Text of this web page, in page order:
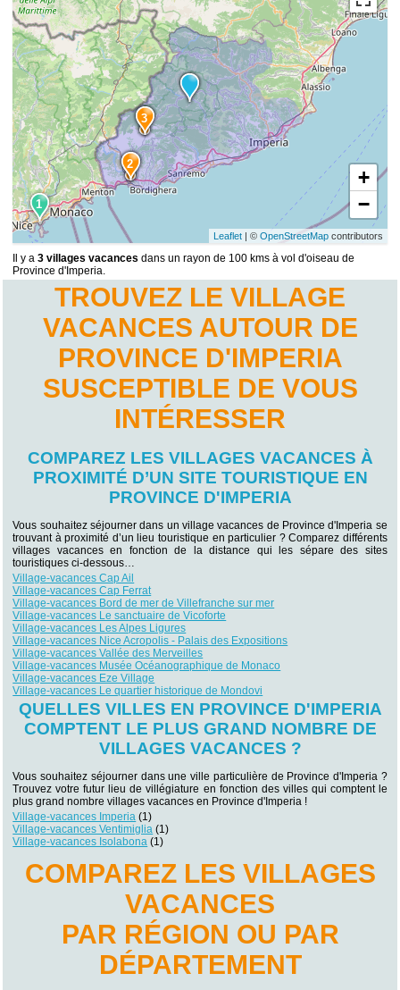
3
2
1
+
−
Leaflet| © OpenStreetMapcontributors
Il y a3 villages vacances dans un rayon de 100 kms à vol d'oiseau de
Province d'Imperia.
TROUVEZ LE VILLAGE
VACANCES AUTOUR DE
PROVINCE D'IMPERIA
SUSCEPTIBLE DE VOUS
INTÉRESSER
COMPAREZ LES VILLAGES VACANCES À
PROXIMITÉ D’UN SITE TOURISTIQUE EN
PROVINCE D'IMPERIA
Vous souhaitez séjourner dans un village vacances de Province d'Imperia se
trouvant à proximité d’un lieu touristique en particulier ? Comparez différents
villages vacances en fonction de la distance qui les sépare des sites
touristiques ci-dessous…
Village-vacances Cap Ail
Village-vacances Cap Ferrat
Village-vacances Bord de mer de Villefranche sur mer
Village-vacances Le sanctuaire de Vicoforte
Village-vacances Les Alpes Ligures
Village-vacances Nice Acropolis - Palais des Expositions
Village-vacances Vallée des Merveilles
Village-vacances Musée Océanographique de Monaco
Village-vacances Eze Village
Village-vacances Le quartier historique de Mondovi
QUELLES VILLES EN PROVINCE D'IMPERIA
COMPTENT LE PLUS GRAND NOMBRE DE
VILLAGES VACANCES ?
Vous souhaitez séjourner dans une ville particulière de Province d'Imperia ?
Trouvez votre futur lieu de villégiature en fonction des villes qui comptent le
plus grand nombre villages vacances en Province d'Imperia !
Village-vacances Imperia (1)
Village-vacances Ventimiglia (1)
Village-vacances Isolabona (1)
COMPAREZ LES VILLAGES
VACANCES
PAR RÉGION OU PAR
DÉPARTEMENT